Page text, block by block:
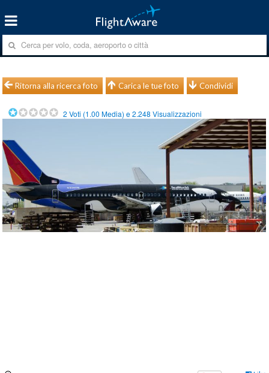
Ritorna alla ricerca foto Carica le tue foto Condividi
2 Voti (1.00 Media) e2.248 Visualizzazioni